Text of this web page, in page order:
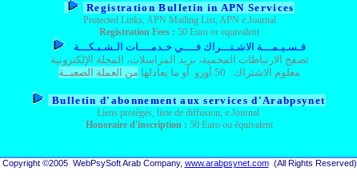
Registration Bulletin in APN Services
Protected Links, APN Mailing List, APN e.Journal
Registration Fees : 50 Euro or equivalent
قـسـيـمـــة الاشـتـــراك فــــي خـدمــــات الـشـبـكـــة
تصفح الارتباطات المحمية، بريد المراسلات، المجلة الإلكترونية
معلوم الاشتراك:
50 أورو أو ما يعادلها من العملة الصعبــة
Bulletin d'abonnement aux services d'Arabpsynet
Liens protégés, liste de diffusion, e.Journal
Honoraire d'inscription : 50 Euro ou équivalent
Copyright ©2005 WebPsySoft Arab Company, www.arabpsynet.com (All Rights Reserved)